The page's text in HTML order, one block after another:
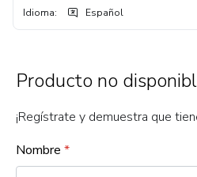
Idioma: Español
Producto no
¡Regístrate y demuestra que
Nombre *